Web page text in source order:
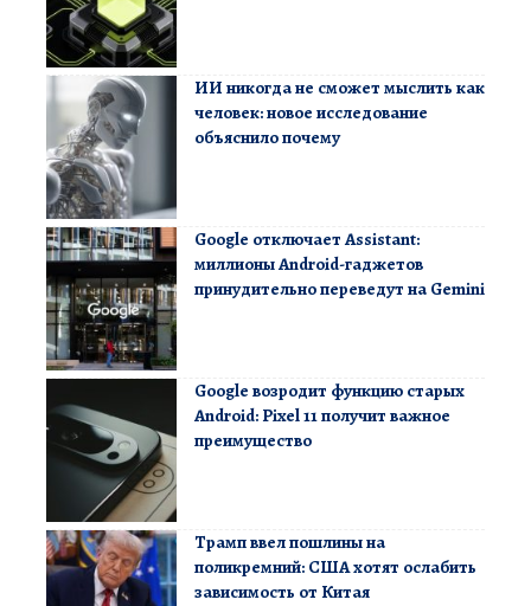
ИИ никогда не сможет мыслить как
человек: новое исследование
объяснило почему
Google отключает Assistant:
миллионы Android-гаджетов
принудительно переведут на Gemini
Google возродит функцию старых
Android: Pixel 11 получит важное
преимущество
Трамп ввел пошлины на
поликремний: США хотят ослабить
зависимость от Китая